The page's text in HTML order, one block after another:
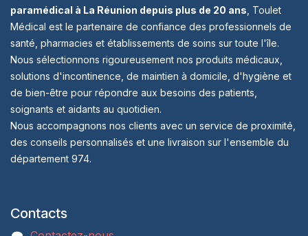
paramédical à La Réunion depuis plus de 20 ans , Toulet
Médical est le partenaire de confiance des professionnels de
santé, pharmacies et établissements de soins sur toute l'île.
Nous sélectionnons rigoureusement nos produits médicaux,
solutions d'incontinence, de maintien à domicile, d'hygiène et
de bien-être pour répondre aux besoins des patients,
soignants et aidants au quotidien.
Nous accompagnons nos clients avec un service de proximité,
des conseils personnalisés et une livraison sur l'ensemble du
département 974.
Contacts